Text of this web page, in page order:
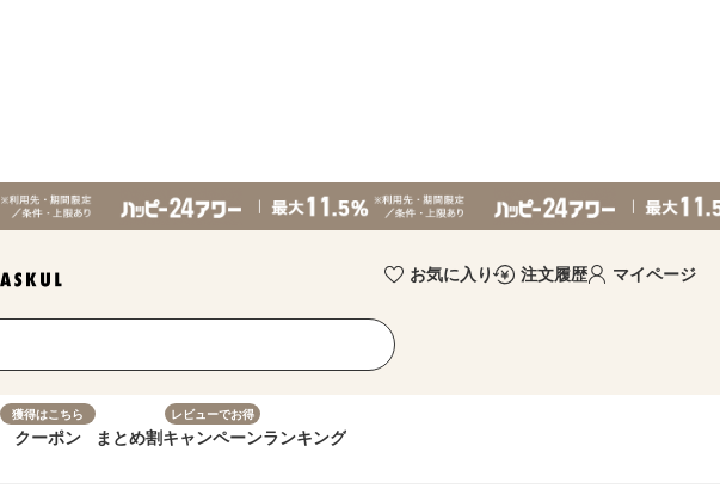
お気に入り 注文履歴 マイページ
獲得はこちら
クーポン まとめ割
レビューでお得
キャンペーンランキング